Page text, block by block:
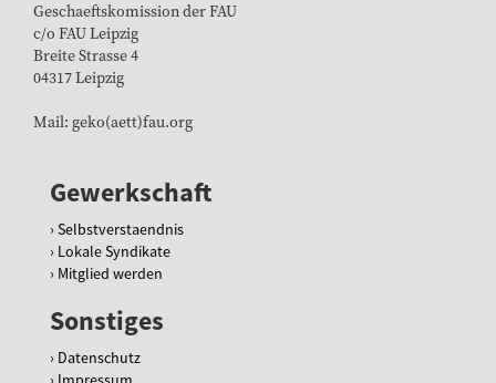
Geschaeftskomission der FAU
c/o FAU Leipzig
Breite Strasse 4
04317 Leipzig
Mail: geko(aett)fau.org
Gewerkschaft
Selbstverstaendnis
Lokale Syndikate
Mitglied werden
Sonstiges
Datenschutz